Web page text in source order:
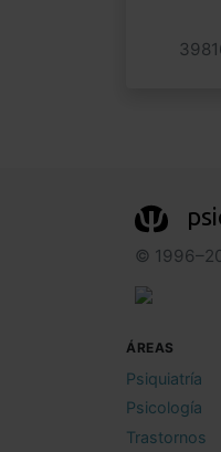
©
ÁREAS
Psiquiatría
Psicología
Trastornos